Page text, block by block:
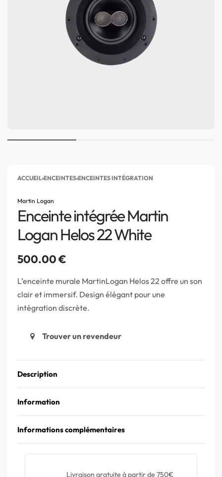
ACCUEIL›ENCEINTES›ENCEINTES INTÉGRATION
Martin Logan
Enceinte intégrée Martin
Logan Helos 22 White
500.00€
L’enceinte murale MartinLogan Helos 22 offre un son
clair et immersif. Design élégant pour une
intégration discrète.
Trouver un revendeur
Description
Information
Informations complémentaires
Livraison gratuite à partir de 750€